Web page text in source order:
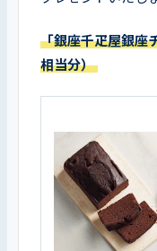
「銀座千疋屋銀座
相当分）